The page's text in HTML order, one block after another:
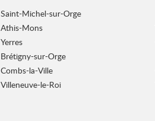
Saint-Michel-sur-Orge
Athis-Mons
Yerres
Brétigny-sur-Orge
Combs-la-Ville
Villeneuve-le-Roi